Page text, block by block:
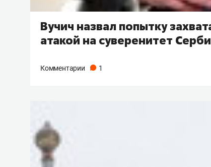
Вучич назвал попытку
атакой на суверенитет
Комментарии 1